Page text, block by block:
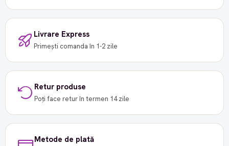
Livrare Express
Primești comanda în 1-2 zile
Retur produse
Poți face retur în termen 14 zile
Metode de plată